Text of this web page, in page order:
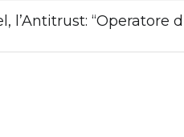
l’Antitrust: “Operatore